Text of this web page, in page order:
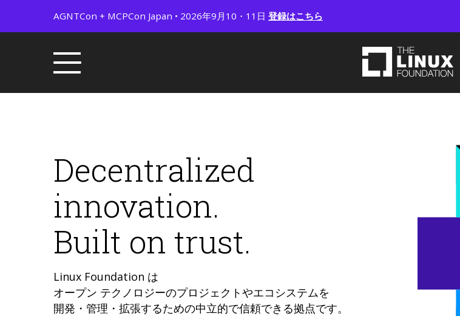
AGNTCon + MCPCon Japan • 2026年9月10・11日 登録はこちら
Decentralized
innovation.
Built on trust.
Linux Foundation は
オープン テクノロジーのプロジェクトやエコシステムを
開発・管理・拡張するための中立的で信頼できる拠点です。